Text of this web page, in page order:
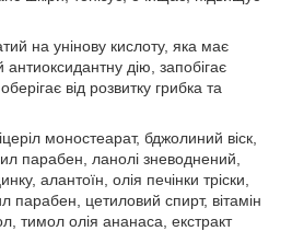
на унінову кислоту, яка має
дію, запобігає
від розвитку грибка та
моностеарат, бджолиний віск,
парабен, ланолі зневоднений,
алантоїн, олія печінки тріски,
парабен, цетиловий спирт, вітамін
тимол олія ананаса, екстракт